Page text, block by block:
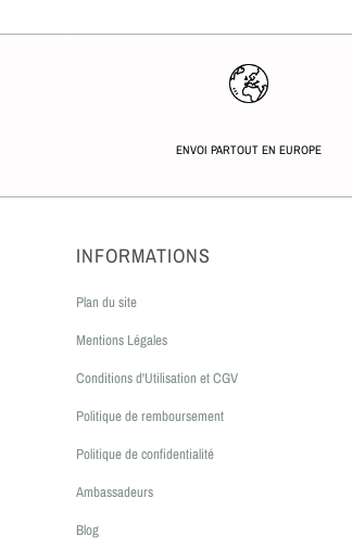
ENVOI PARTOUT EN EUROPE
INFORMATIONS
Plan du site
Mentions Légales
Conditions d'Utilisation et CGV
Politique de remboursement
Politique de confidentialité
Ambassadeurs
Blog